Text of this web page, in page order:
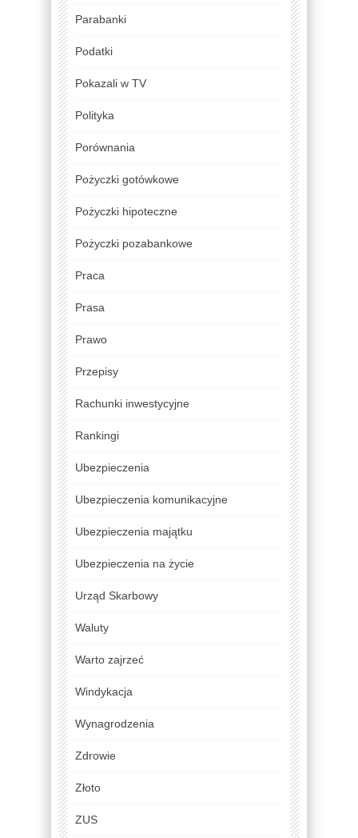
Parabanki
Podatki
Pokazali w TV
Polityka
Porównania
Pożyczki gotówkowe
Pożyczki hipoteczne
Pożyczki pozabankowe
Praca
Prasa
Prawo
Przepisy
Rachunki inwestycyjne
Rankingi
Ubezpieczenia
Ubezpieczenia komunikacyjne
Ubezpieczenia majątku
Ubezpieczenia na życie
Urząd Skarbowy
Waluty
Warto zajrzeć
Windykacja
Wynagrodzenia
Zdrowie
Złoto
ZUS